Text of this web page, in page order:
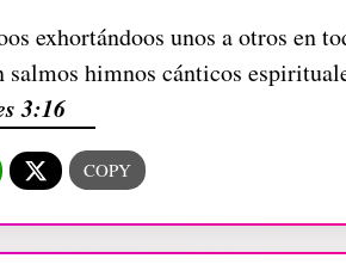
exhortándoos unos a otros en
salmos himnos cánticos
3:16